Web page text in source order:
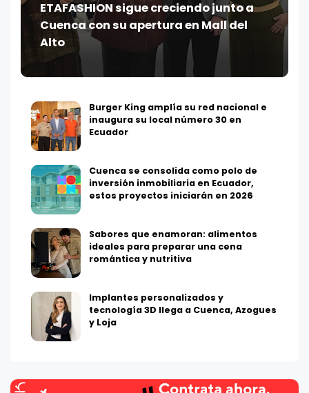
ETAFASHION sigue creciendo junto a
Cuenca con su apertura en Mall del
Alto
Burger King amplía su red nacional e
inaugura su local número 30 en
Ecuador
Cuenca se consolida como polo de
inversión inmobiliaria en Ecuador,
estos proyectos iniciarán en 2026
Sabores que enamoran: alimentos
ideales para preparar una cena
romántica y nutritiva
Implantes personalizados y
tecnología 3D llega a Cuenca, Azogues
y Loja